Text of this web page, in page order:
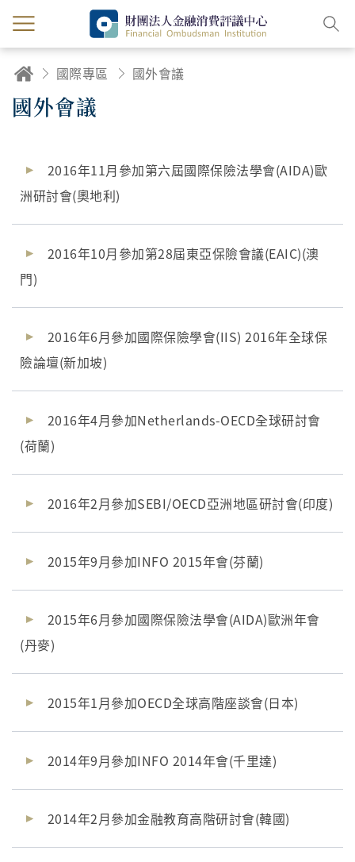
國際專區 國外會議
國外會議
2016年11月參加第六屆國際保險法學會(AIDA)歐
洲研討會(奧地利)
2016年10月參加第28屆東亞保險會議(EAIC)(澳
門)
2016年6月參加國際保險學會(IIS) 2016年全球保
險論壇(新加坡)
2016年4月參加Netherlands-OECD全球研討會
(荷蘭)
2016年2月參加SEBI/OECD亞洲地區研討會(印度)
2015年9月參加INFO 2015年會(芬蘭)
2015年6月參加國際保險法學會(AIDA)歐洲年會
(丹麥)
2015年1月參加OECD全球高階座談會(日本)
2014年9月參加INFO 2014年會(千里達)
2014年2月參加金融教育高階研討會(韓國)